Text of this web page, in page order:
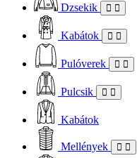
Dzsekik
Kabátok
Pulóverek
Pulcsik
Kabátok
Mellények